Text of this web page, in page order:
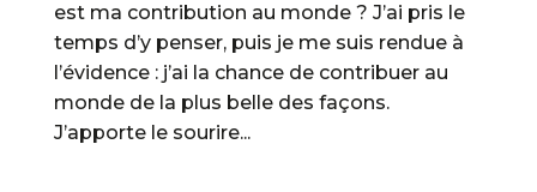
est ma contribution au monde ? J’ai pris le
temps d’y penser, puis je me suis rendue à
l’évidence : j’ai la chance de contribuer au
monde de la plus belle des façons.
J’apporte le sourire...